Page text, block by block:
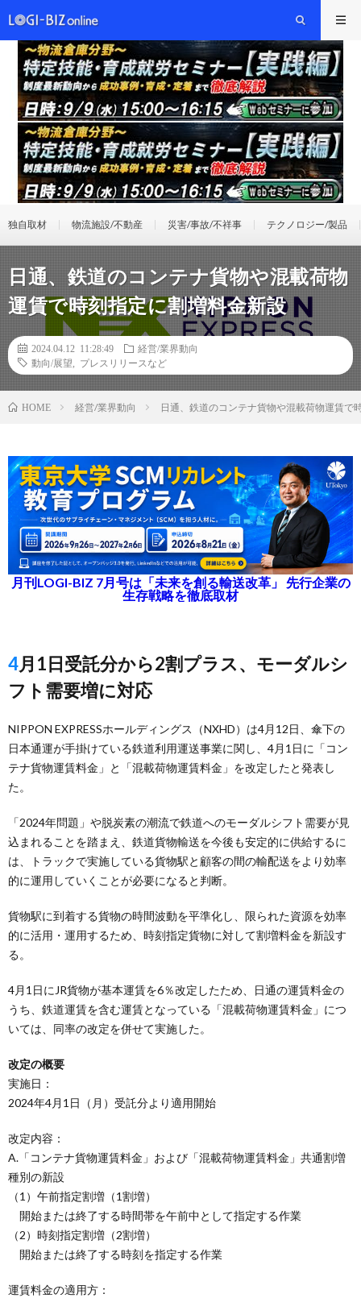
独自取材 物流施設/不動産 災害/事故/不祥事 テクノロジー/製品
日通、鉄道のコンテナ貨物や混載荷物
運賃で時刻指定に割増料金新設
2024.04.12 11:28:49
経営/業界動向
動向/展望
プレスリリースなど
HOME 経営/業界動向 日通、鉄道のコンテナ貨物や混載荷物運賃で
月刊LOGI-BIZ 7月号は「未来を創る輸送改革」 先行企業の
生存戦略を徹底取材
4月1日受託分から2割プラス、モーダルシ
フト需要増に対応
NIPPON EXPRESSホールディングス（NXHD）は4月12日、傘下の
日本通運が手掛けている鉄道利用運送事業に関し、4月1日に「コン
テナ貨物運賃料金」と「混載荷物運賃料金」を改定したと発表し
た。
「2024年問題」や脱炭素の潮流で鉄道へのモーダルシフト需要が見
込まれることを踏まえ、鉄道貨物輸送を今後も安定的に供給するに
は、トラックで実施している貨物駅と顧客の間の輸配送をより効率
的に運用していくことが必要になると判断。
貨物駅に到着する貨物の時間波動を平準化し、限られた資源を効率
的に活用・運用するため、時刻指定貨物に対して割増料金を新設す
る。
4月1日にJR貨物が基本運賃を6％改定したため、日通の運賃料金の
うち、鉄道運賃を含む運賃となっている「混載荷物運賃料金」につ
いては、同率の改定を併せて実施した。
改定の概要
実施日：
2024年4月1日（月）受託分より適用開始
改定内容：
A.「コンテナ貨物運賃料金」および「混載荷物運賃料金」共通割増
種別の新設
（1）午前指定割増（1割増）
開始または終了する時間帯を午前中として指定する作業
（2）時刻指定割増（2割増）
開始または終了する時刻を指定する作業
運賃料金の適用方：